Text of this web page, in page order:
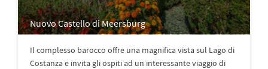
Nuovo Castello di Meersburg
Il complesso barocco offre una magnifica vista sul Lago di
Costanza e invita gli ospiti ad un interessante viaggio di